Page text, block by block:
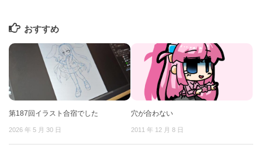
おすすめ
第187回イラスト合宿でした
2026 年 5 月 30 日
穴が合わない
2011 年 12 月 8 日